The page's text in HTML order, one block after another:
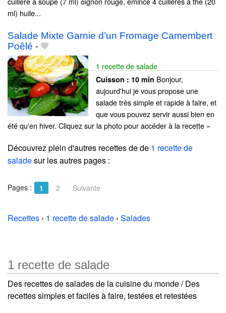
ml) huile...
Salade Mixte Garnie d’un Fromage Camembert
Poêlé -
1 recette de salade
Cuisson : 10 min Bonjour,
aujourd'hui je vous propose une
salade très simple et rapide à faire, et
que vous pouvez servir aussi bien en
été qu'en hiver. Cliquez sur la photo pour accéder à la recette »
Découvrez plein d'autres recettes dede 1 recette de
saladesur les autres pages :
Pages : 1 2 Suivante
Recettes › 1 recette de salade › Salades
1 recette de salade
Des recettes de salades de la cuisine du monde / Des
recettes simples et faciles à faire, testées et retestées